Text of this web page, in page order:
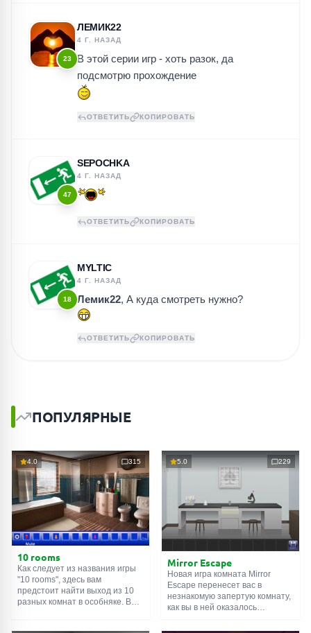
23
ЛЕМИК22
4 Г. НАЗАД
В этой серии игр - хоть разок, да
подсмотрю прохождение
ОТВЕТИТЬ КОПИРОВАТЬ
47
SEPOCHKA
4 Г. НАЗАД
ОТВЕТИТЬ КОПИРОВАТЬ
18
MYLTIС
4 Г. НАЗАД
Лемик22, А куда смотреть нужно?
ОТВЕТИТЬ КОПИРОВАТЬ
ПОПУЛЯРНЫЕ
4.0 315
10 rooms
Как следует из названия игры
"10 rooms", здесь вам
предстоит найти выход из 10
разных комнат в особняке. В
5.0 229
Mirror Escape
Новая игра комната Mirror
Escape перенесет вас в
незнакомую запертую комнату,
как вы в ней оказалось
смекалки попробуйте решить